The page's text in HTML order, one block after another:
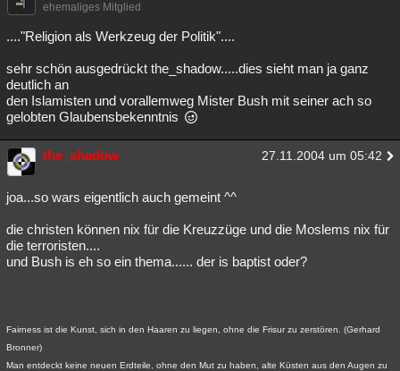
ehemaliges Mitglied
...."Religion als Werkzeug der Politik"....
sehr schön ausgedrückt the_shadow.....dies sieht man ja ganz
deutlich an
den Islamisten und vorallemweg Mister Bush mit seiner ach so
gelobten Glaubensbekenntnis
the_shadow 27.11.2004 um 05:42
joa...so wars eigentlich auch gemeint ^^
die christen können nix für die Kreuzzüge und die Moslems nix für
die terroristen....
und Bush is eh so ein thema...... der is baptist oder?
Fairness ist die Kunst, sich in den Haaren zu liegen, ohne die Frisur zu zerstören. (Gerhard
Bronner)
Man entdeckt keine neuen Erdteile, ohne den Mut zu haben, alte Küsten aus den Augen zu